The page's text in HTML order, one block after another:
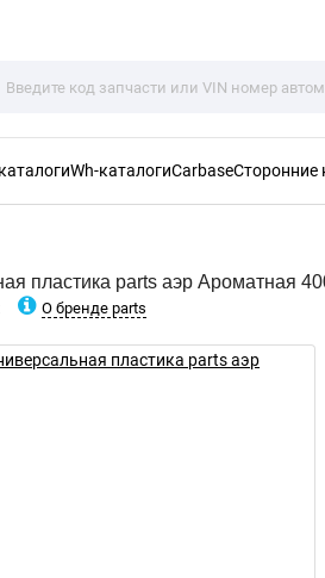
Wh-каталогиCarbaseСторонние
пластика parts аэр Ароматная
О бренде parts